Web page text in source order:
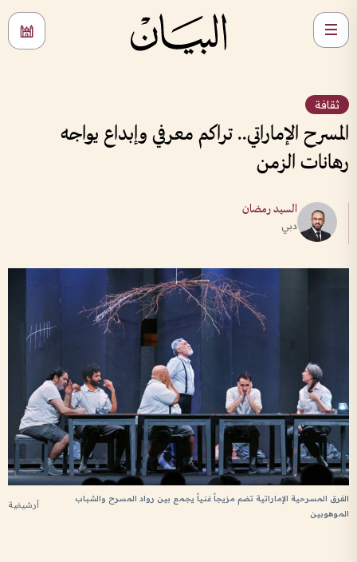
ثقافة
المسرح الإماراتي.. تراكم معرفي وإبداع يواجه
رهانات الزمن
السيد رمضان
دبي
أرشيفية
الفرق المسرحية الإماراتية تضم مزيجاً غنياً يجمع بين رواد المسرح والشباب
الموهوبين